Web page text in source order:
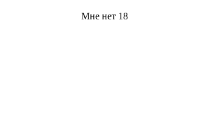
Мне нет 18